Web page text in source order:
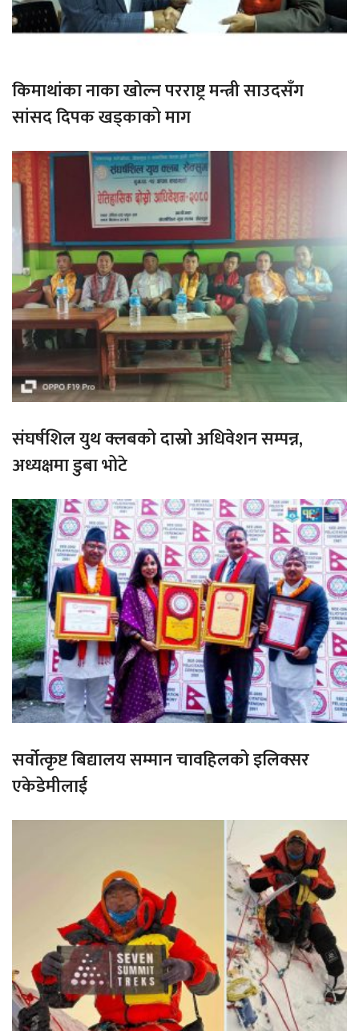
किमाथांका नाका खोल्न परराष्ट्र मन्त्री साउदसँग
सांसद दिपक खड्काको माग
संघर्षशिल युथ क्लबको दास्रो अधिवेशन सम्पन्न,
अध्यक्षमा डुबा भोटे
सर्वोत्कृष्ट बिद्यालय सम्मान चावहिलको इलिक्सर
एकेडेमीलाई